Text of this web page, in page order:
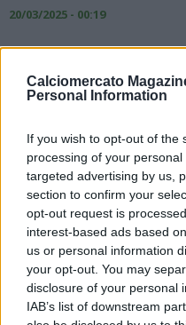
Calciomercato
Personal Information
If you wish to opt-out of the
processing of your
targeted advertising by us,
section to confirm your
opt-out request is
interest-based ads based
us or personal information
your opt-out. You may
disclosure of your personal
IAB’s list of downstream
20/03/2025 - 00:19
Nicolò Schira, giornalista ed
"Dietro le quinte - il Napoli
invernale di calciomercato,
Behind The Scenes -#Napoli
winter transfer window, but
important bid (around
#transfers
— Nicolò Schira